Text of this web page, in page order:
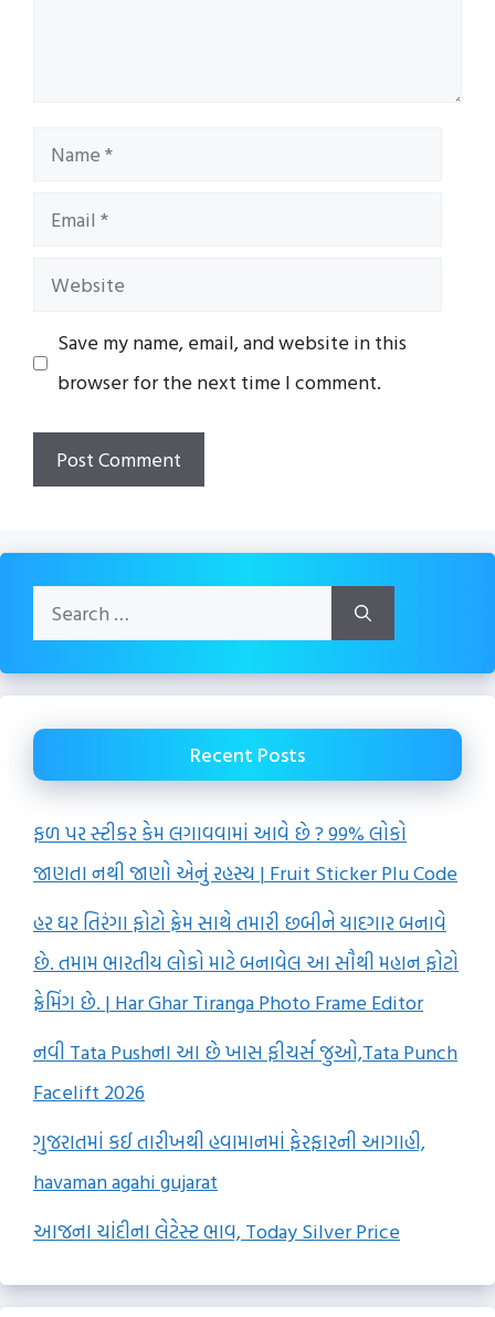
Name
Email
Website
Save my name, email, and website in this
browser for the next time I comment.
Search
for:
Recent Posts
ફળ પર સ્ટીકર કેમ લગાવવામાં આવે છે ? 99% લોકો
જાણતા નથી જાણો એનું રહસ્ય | Fruit Sticker Plu Code
હર ઘર તિરંગા ફોટો ફ્રેમ સાથે તમારી છબીને યાદગાર બનાવે
છે. તમામ ભારતીય લોકો માટે બનાવેલ આ સૌથી મહાન ફોટો
ફ્રેમિંગ છે. | Har Ghar Tiranga Photo Frame Editor
નવી Tata Pushના આ છે ખાસ ફીચર્સ જુઓ,Tata Punch
Facelift 2026
ગુજરાતમાં કઈ તારીખથી હવામાનમાં ફેરફારની આગાહી,
havaman agahi gujarat
આજના ચાંદીના લેટેસ્ટ ભાવ, Today Silver Price